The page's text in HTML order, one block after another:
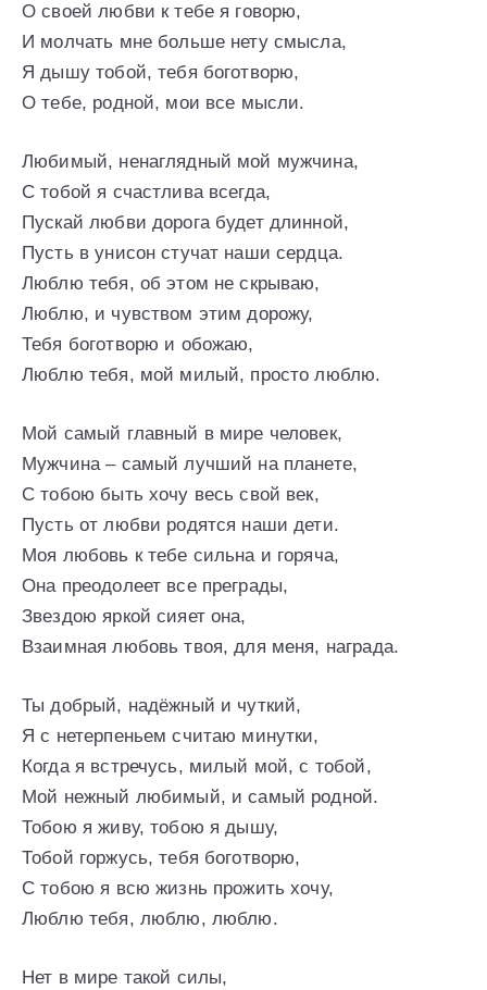
О своей любви к тебе я говорю,
И молчать мне больше нету смысла,
Я дышу тобой, тебя боготворю,
О тебе, родной, мои все мысли.
Любимый, ненаглядный мой мужчина,
С тобой я счастлива всегда,
Пускай любви дорога будет длинной,
Пусть в унисон стучат наши сердца.
Люблю тебя, об этом не скрываю,
Люблю, и чувством этим дорожу,
Тебя боготворю и обожаю,
Люблю тебя, мой милый, просто люблю.
Мой самый главный в мире человек,
Мужчина – самый лучший на планете,
С тобою быть хочу весь свой век,
Пусть от любви родятся наши дети.
Моя любовь к тебе сильна и горяча,
Она преодолеет все преграды,
Звездою яркой сияет она,
Взаимная любовь твоя, для меня, награда.
Ты добрый, надёжный и чуткий,
Я с нетерпеньем считаю минутки,
Когда я встречусь, милый мой, с тобой,
Мой нежный любимый, и самый родной.
Тобою я живу, тобою я дышу,
Тобой горжусь, тебя боготворю,
С тобою я всю жизнь прожить хочу,
Люблю тебя, люблю, люблю.
Нет в мире такой силы,